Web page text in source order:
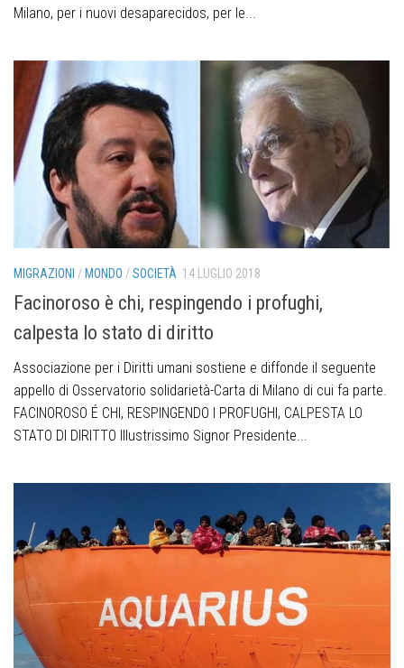
Milano, per i nuovi desaparecidos, per le...
MIGRAZIONI / MONDO /SOCIETÀ 14 LUGLIO 2018
Facinoroso è chi, respingendo i profughi,
calpesta lo stato di diritto
Associazione per i Diritti umani sostiene e diffonde il seguente
appello di Osservatorio solidarietà-Carta di Milano di cui fa parte.
FACINOROSO É CHI, RESPINGENDO I PROFUGHI, CALPESTA LO
STATO DI DIRITTO Illustrissimo Signor Presidente...